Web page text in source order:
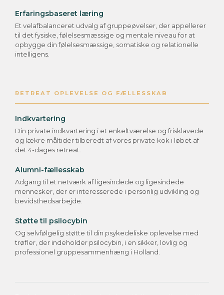
Erfaringsbaseret læring
Et velafbalanceret udvalg af gruppeøvelser, der appellerer
til det fysiske, følelsesmæssige og mentale niveau for at
opbygge din følelsesmæssige, somatiske og relationelle
intelligens.
RETREAT OPLEVELSE OG FÆLLESSKAB
Indkvartering
Din private indkvartering i et enkeltværelse og frisklavede
og lækre måltider tilberedt af vores private kok i løbet af
det 4-dages retreat.
Alumni-fællesskab
Adgang til et netværk af ligesindede og ligesindede
mennesker, der er interesserede i personlig udvikling og
bevidsthedsarbejde.
Støtte til psilocybin
Og selvfølgelig støtte til din psykedeliske oplevelse med
trøfler, der indeholder psilocybin, i en sikker, lovlig og
professionel gruppesammenhæng i Holland.